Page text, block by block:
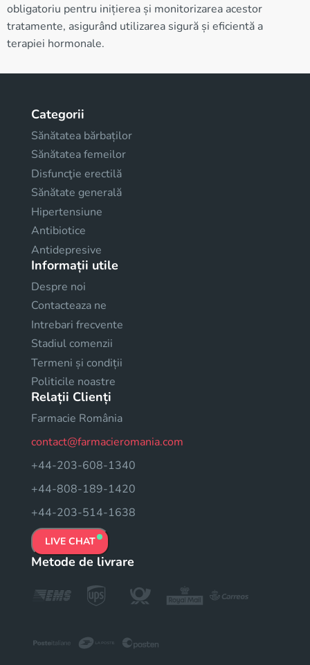
obligatoriu pentru inițierea și monitorizarea acestor
tratamente, asigurând utilizarea sigură și eficientă a
terapiei hormonale.
Categorii
Sănătatea bărbaților
Sănătatea femeilor
Disfuncţie erectilă
Sănătate generală
Hipertensiune
Antibiotice
Antidepresive
Informații utile
Despre noi
Contacteaza ne
Intrebari frecvente
Stadiul comenzii
Termeni și condiții
Politicile noastre
Relații Clienți
Farmacie România
contact@farmacieromania.com
+44-203-608-1340
+44-808-189-1420
+44-203-514-1638
LIVE CHAT
Metode de livrare